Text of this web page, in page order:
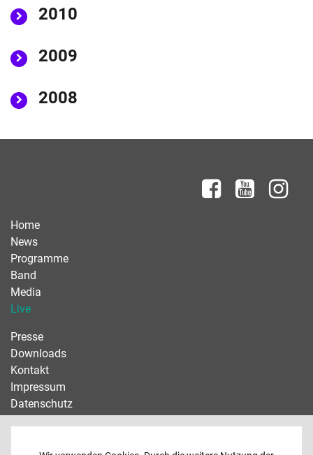
2010
2009
2008
Home
News
Programme
Band
Media
Live
Presse
Downloads
Kontakt
Impressum
Datenschutz